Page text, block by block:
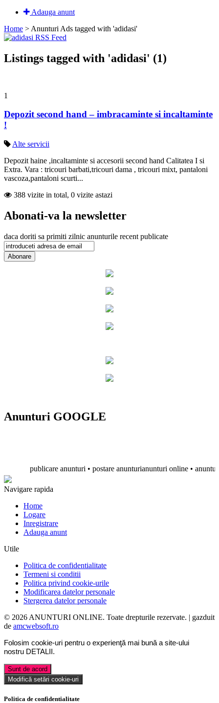
Adauga anunt
Home > Anunturi Ads tagged with 'adidasi'
Listings tagged with 'adidasi' (1)
1
Depozit second hand – imbracaminte si incaltaminte
!
Alte servicii
Depozit haine ,incaltaminte si accesorii second hand Calitatea I si
Extra. Vara : tricouri barbati,tricouri dama , tricouri mixt, pantaloni
vascoza,pantaloni scurti...
388 vizite in total, 0 vizite astazi
Abonati-va la newsletter
daca doriti sa primiti zilnic anunturile recent publicate
Anunturi GOOGLE
publicare anunturi • postare anunturianunturi online •
Navigare rapida
Home
Logare
Inregistrare
Adauga anunt
Utile
Politica de confidentialitate
Termeni si conditii
Politica privind cookie-urile
Modificarea datelor personale
Stergerea datelor personale
© 2026 ANUNTURI ONLINE. Toate drepturile rezervate. | gazduit
de amcwebsoft.ro
Folosim cookie-uri pentru o experienţă mai bună a site-ului
nostru DETALII .
Sunt de acord
Modifică setări cookie-uri
Politica de confidentialitate